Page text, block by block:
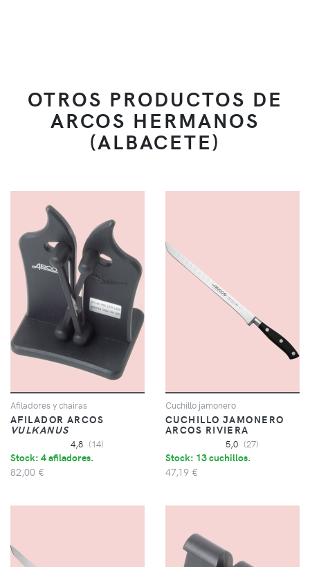
OTROS PRODUCTOS DE
ARCOS HERMANOS
(ALBACETE)
Afiladores y chairas
AFILADOR ARCOS
VULKANUS
4,8 (14)
Stock: 4 afiladores.
82,00 €
Cuchillo jamonero
CUCHILLO JAMONERO
ARCOS RIVIERA
5,0 (27)
Stock: 13 cuchillos.
47,19 €